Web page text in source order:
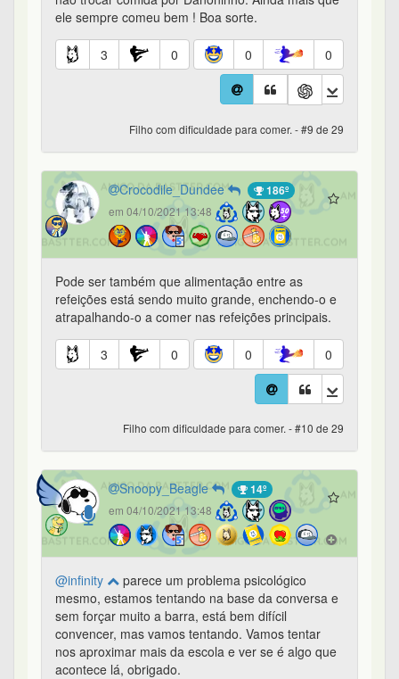
ele sempre comeu bem ! Boa sorte.
3 0 0 0
Filho com dificuldade para comer. - #9 de 29
Crocodile_Dundee 186º
em 04/10/2021 13:48
Pode ser também que alimentação entre as
refeições está sendo muito grande, enchendo-o e
atrapalhando-o a comer nas refeições principais.
3 0 0 0
Filho com dificuldade para comer. - #10 de 29
Snoopy_Beagle 14º
em 04/10/2021 13:48
@infinity
parece um problema psicológico
mesmo, estamos tentando na base da conversa e
sem forçar muito a barra, está bem difícil
convencer, mas vamos tentando. Vamos tentar
nos aproximar mais da escola e ver se é algo que
acontece lá, obrigado.